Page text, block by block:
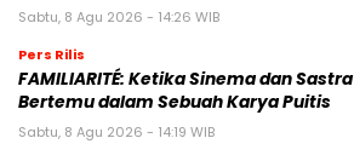
Sabtu, 8 Agu 2026 - 14:26 WIB
Pers Rilis
FAMILIARITÉ: Ketika Sinema dan Sastra
Bertemu dalam Sebuah Karya Puitis
Sabtu, 8 Agu 2026 - 14:19 WIB